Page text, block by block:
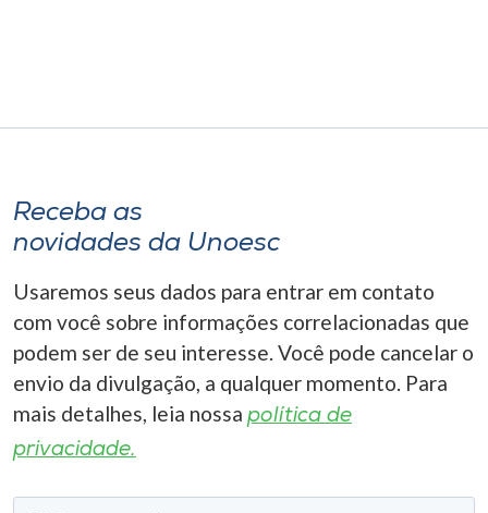
A-
Receba as
novidades da Unoesc
Usaremos seus dados para entrar em contato
com você sobre informações correlacionadas que
podem ser de seu interesse. Você pode cancelar o
envio da divulgação, a qualquer momento. Para
mais detalhes, leia nossa política de
privacidade.